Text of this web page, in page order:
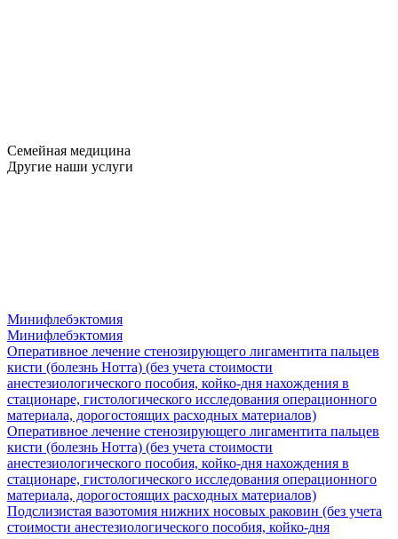
Семейная медицина
Другие наши услуги
Минифлебэктомия
Минифлебэктомия
Оперативное лечение стенозирующего лигаментита пальцев
кисти (болезнь Нотта) (без учета стоимости
анестезиологического пособия, койко-дня нахождения в
стационаре, гистологического исследования операционного
материала, дорогостоящих расходных материалов)
Оперативное лечение стенозирующего лигаментита пальцев
кисти (болезнь Нотта) (без учета стоимости
анестезиологического пособия, койко-дня нахождения в
стационаре, гистологического исследования операционного
материала, дорогостоящих расходных материалов)
Подслизистая вазотомия нижних носовых раковин (без учета
стоимости анестезиологического пособия, койко-дня